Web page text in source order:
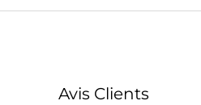
Avis Clients